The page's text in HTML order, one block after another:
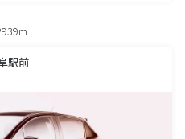
駅前